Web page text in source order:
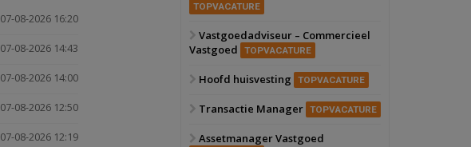
07-08-2026 16:20
07-08-2026 14:43
07-08-2026 14:00
07-08-2026 12:50
07-08-2026 12:19
6 oktober 2026
Oranje
TOPVACATURE
Vastgoedadviseur – Commercieel
Vastgoed
TOPVACATURE
Hoofd huisvesting TOPVACATURE
Transactie Manager TOPVACATURE
Assetmanager Vastgoed